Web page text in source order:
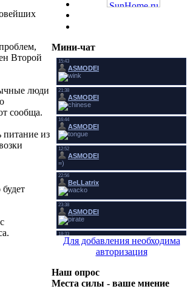
Второй
люди
сообща.
питание из
Мини-чат
Для добавления необходима
авторизация
Наш опрос
Места силы - ваше мнение